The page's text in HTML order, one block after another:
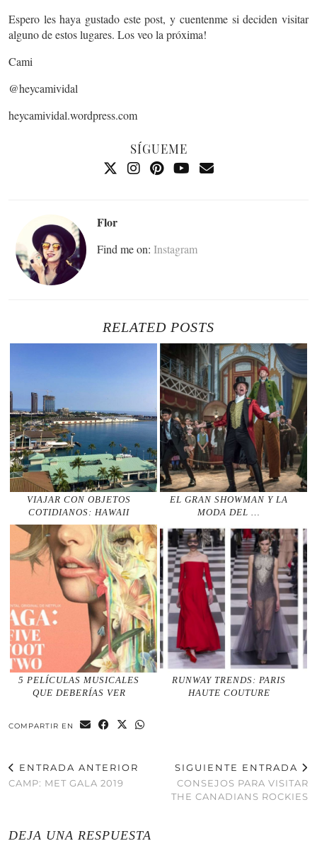
Espero les haya gustado este post, y cuentenme si deciden visitar
alguno de estos lugares. Los veo la próxima!
Cami
@heycamividal
heycamividal.wordpress.com
SÍGUEME
Flor
Find me on: Instagram
RELATED POSTS
VIAJAR CON OBJETOS
COTIDIANOS: HAWAII
EL GRAN SHOWMAN Y LA
MODA DEL …
5 PELÍCULAS MUSICALES
QUE DEBERÍAS VER
RUNWAY TRENDS: PARIS
HAUTE COUTURE
COMPARTIR EN
ENTRADA ANTERIOR
CAMP: MET GALA 2019
SIGUIENTE ENTRADA
CONSEJOS PARA VISITAR
THE CANADIANS ROCKIES
DEJA UNA RESPUESTA